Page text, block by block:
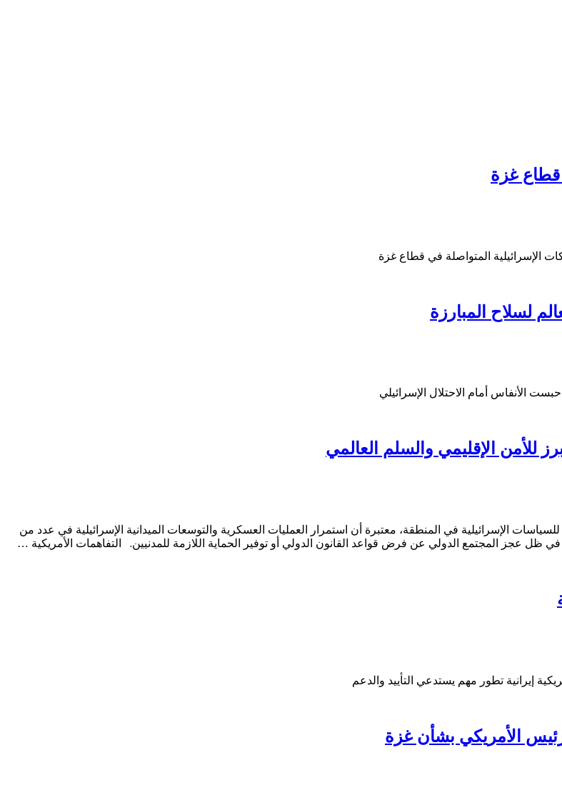
قطاع غزة
الإسرائيلية المتواصلة في قطاع غزة
لسلاح المبارزة
الأنفاس أمام الاحتلال الإسرائيلي
للأمن الإقليمي والسلم العالمي
الإسرائيلية في المنطقة، معتبرة أن استمرار العمليات العسكرية والتوسعات الميدانية الإسرائيلية في عدد من
في ظل عجز المجتمع الدولي عن فرض قواعد القانون الدولي أو توفير الحماية اللازمة للمدنيين. التفاهمات الأمريكية …
إيرانية تطور مهم يستدعي التأييد والدعم
الأمريكي بشأن غزة